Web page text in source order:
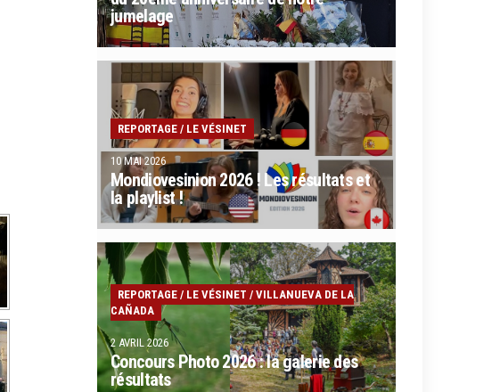
jumelage
REPORTAGE / LE VÉSINET
10 MAI 2026
Mondiovesinion 2026 ! Les résultats et
la playlist !
REPORTAGE / LE VÉSINET /VILLANUEVA DE LA
CAÑADA
2 AVRIL 2026
Concours Photo 2026 : la galerie des
résultats